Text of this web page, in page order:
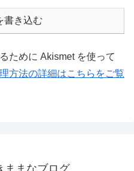
書き込む
ために Akismet を使って
方法の詳細はこちらをご覧